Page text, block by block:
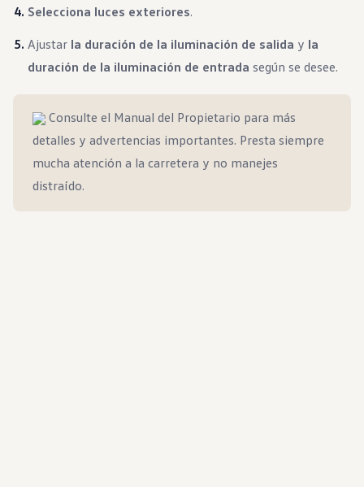
Selecciona luces exteriores.
Ajustar la duración de la iluminación de salida y la
duración de la iluminación de entrada según se desee.
Consulte el Manual del Propietario para más
detalles y advertencias importantes. Presta siempre
mucha atención a la carretera y no manejes
distraído.